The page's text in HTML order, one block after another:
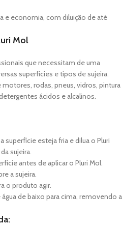
e economia, com diluição de até
Mol
que necessitam de uma
superfícies e tipos de sujeira.
rodas, pneus, vidros, pintura
ácidos e alcalinos.
superfície esteja fria e dilua o Pluri
sujeira.
antes de aplicar o Pluri Mol.
a sujeira.
o produto agir.
de baixo para cima, removendo a